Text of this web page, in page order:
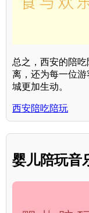
总之，西安的陪
离，还为每一位
城更加生动。
西安陪吃陪玩
婴儿陪玩音